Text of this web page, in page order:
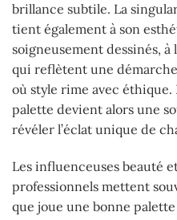
brillance subtile. La
tient également à son
soigneusement dessinés,
qui reflètent une
où style rime avec éthique.
palette devient alors une
révéler l’éclat unique de
Les influenceuses beauté
professionnels mettent
que joue une bonne